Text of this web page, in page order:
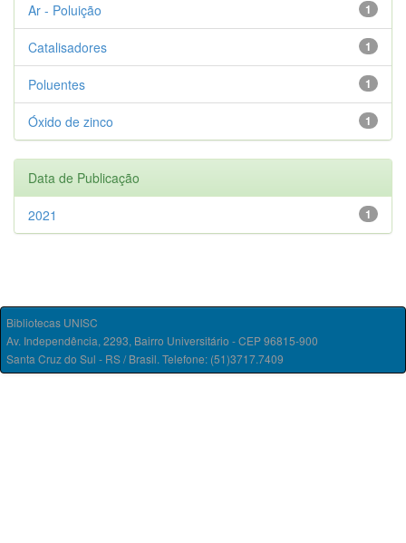
1
Ar - Poluição
1
Catalisadores
1
Poluentes
1
Óxido de zinco
Data de Publicação
1
2021
Bibliotecas UNISC
Av. Independência, 2293, Bairro Universitário - CEP 96815-900
Santa Cruz do Sul - RS / Brasil. Telefone: (51)3717.7409